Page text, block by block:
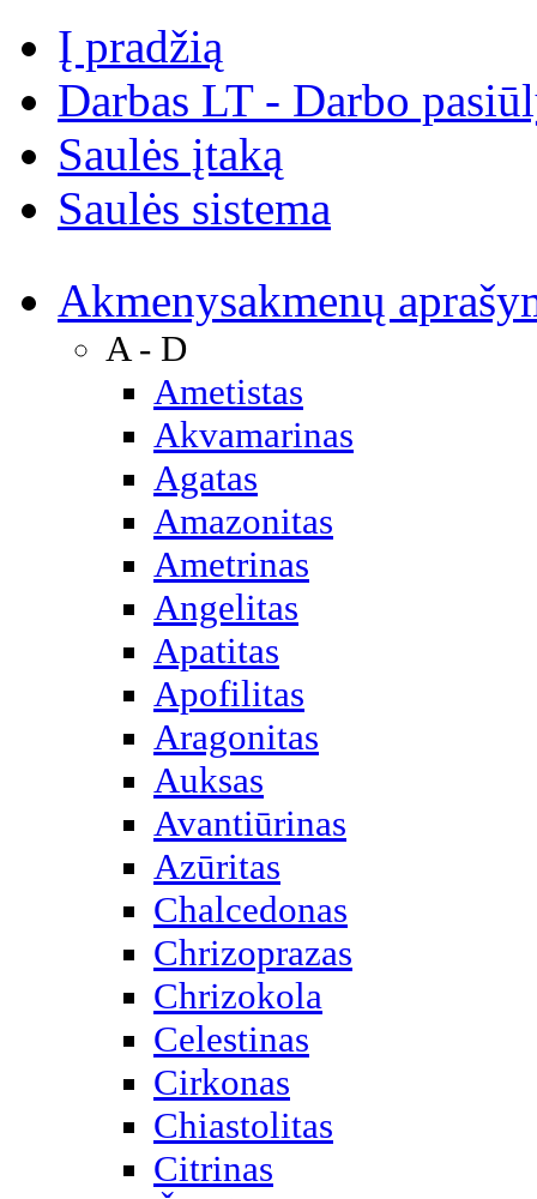
Į pradžią
Darbas LT - Darbo
Saulės įtaką
Saulės sistema
Akmenysakmenų
A - D
Ametistas
Akvamarinas
Agatas
Amazonitas
Ametrinas
Angelitas
Apatitas
Apofilitas
Aragonitas
Auksas
Avantiūrinas
Azūritas
Chalcedonas
Chrizoprazas
Chrizokola
Celestinas
Cirkonas
Chiastolitas
Citrinas